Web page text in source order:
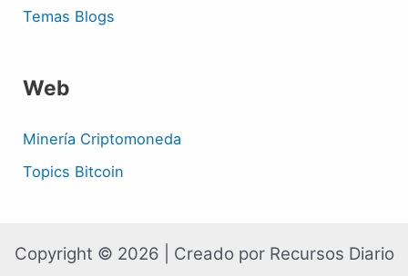
Temas Blogs
Web
Minería Criptomoneda
Topics Bitcoin
Copyright © 2026 | Creado por Recursos Diario